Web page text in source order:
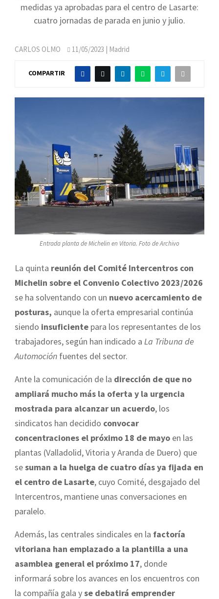
medidas ya aprobadas para el centro de Lasarte:
cuatro jornadas de parada en junio y julio.
CARLOS OLMO 11/05/2023 | Madrid
COMPARTIR
Entrada planta de Michelin en Vitoria. Foto de Archivo
La quinta reunión del Comité Intercentros con
Michelin sobre el Convenio Colectivo 2023/2026
se ha solventando con un nuevo acercamiento de
posturas, aunque la oferta empresarial continúa
siendo insuficiente para los representantes de los
trabajadores, según han indicado a La Tribuna de
Automoción fuentes del sector.
Ante la comunicación de la dirección de que no
ampliará mucho más la oferta y la urgencia
mostrada para alcanzar un acuerdo, los
sindicatos han decidido convocar
concentraciones el próximo 18 de mayo en las
plantas (Valladolid, Vitoria y Aranda de Duero) que
sesuman a la huelga de cuatro días ya fijada en
el centro de Lasarte, cuyo Comité, desgajado del
Intercentros, mantiene unas conversaciones en
paralelo.
Además, las centrales sindicales en la factoría
vitoriana han emplazado a la plantilla a una
asamblea general el próximo 17, donde
informará sobre los avances en los encuentros con
la compañía gala yse debatirá emprender